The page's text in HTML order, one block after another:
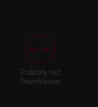
Podpora cez
TeamViewer